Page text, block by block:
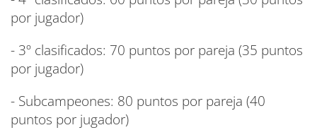
por jugador)
- 3º clasificados: 70 puntos por pareja (35 puntos
por jugador)
- Subcampeones: 80 puntos por pareja (40
puntos por jugador)